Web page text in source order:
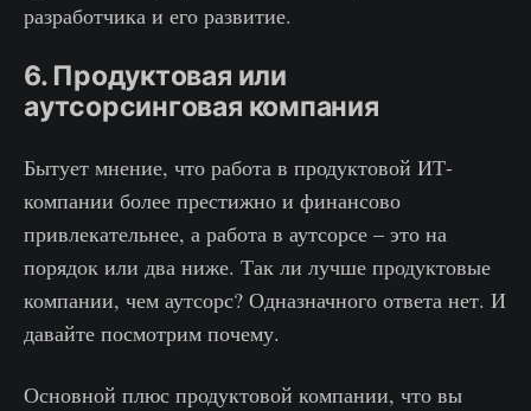
разработчика и его развитие.
6. Продуктовая или
аутсорсинговая компания
Бытует мнение, что работа в продуктовой ИТ-
компании более престижно и финансово
привлекательнее, а работа в аутсорсе – это на
порядок или два ниже. Так ли лучше продуктовые
компании, чем аутсорс? Одназначного ответа нет. И
давайте посмотрим почему.
Основной плюс продуктовой компании, что вы